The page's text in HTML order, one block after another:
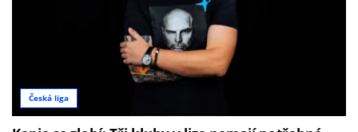
Česká liga